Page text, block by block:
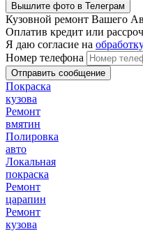
Вышлите фото в Телеграм
Кузовной ремонт Вашего
Оплатив кредит или
Я даю согласие на
Номер телефона
Покраска
кузова
Ремонт
вмятин
Полировка
авто
Локальная
покраска
Ремонт
царапин
Ремонт
кузова